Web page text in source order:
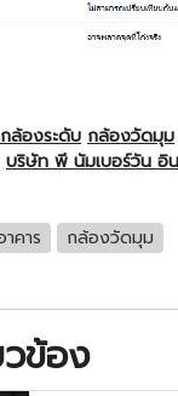
กล้องระดับ กล้องวัดมุม
บริษัท พี นัมเบอร์วัน อิ
คาร กล้องวัดมุม
ข้อง